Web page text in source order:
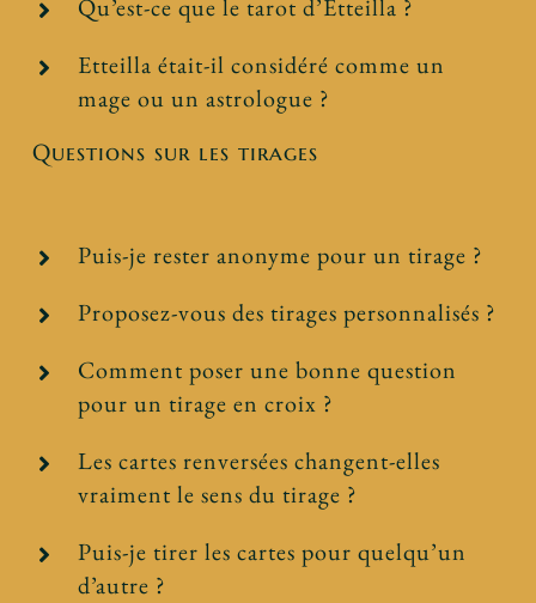
Qu’est-ce que le tarot d’Etteilla ?
Etteilla était-il considéré comme un
mage ou un astrologue ?
Questions sur les tirages
Puis-je rester anonyme pour un tirage ?
Proposez-vous des tirages personnalisés ?
Comment poser une bonne question
pour un tirage en croix ?
Les cartes renversées changent-elles
vraiment le sens du tirage ?
Puis-je tirer les cartes pour quelqu’un
d’autre ?